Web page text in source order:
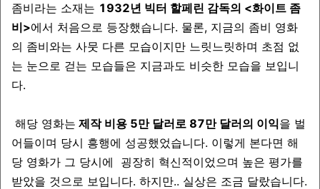
좀비라는 소재는 1932년 빅터 할페린 감독의 <화이트 좀
비>에서 처음으로 등장했습니다. 물론, 지금의 좀비 영화
의 좀비와는 사뭇 다른 모습이지만 느릿느릿하며 초점 없
는 눈으로 걷는 모습들은 지금과도 비슷한 모습을 보입니
다.
해당 영화는 제작 비용 5만 달러로 87만 달러의 이익을 벌
어들이며 당시 흥행에 성공했었습니다. 이렇게 본다면 해
당 영화가 그 당시에 굉장히 혁신적이었으며 높은 평가를
받았을 것으로 보입니다. 하지만.. 실상은 조금 달랐습니다.